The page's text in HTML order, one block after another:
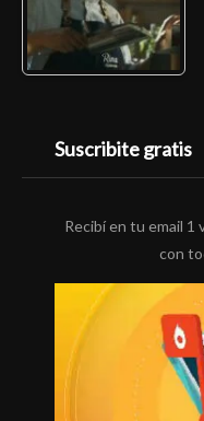
Suscribite gratis
Recibí en tu email
con